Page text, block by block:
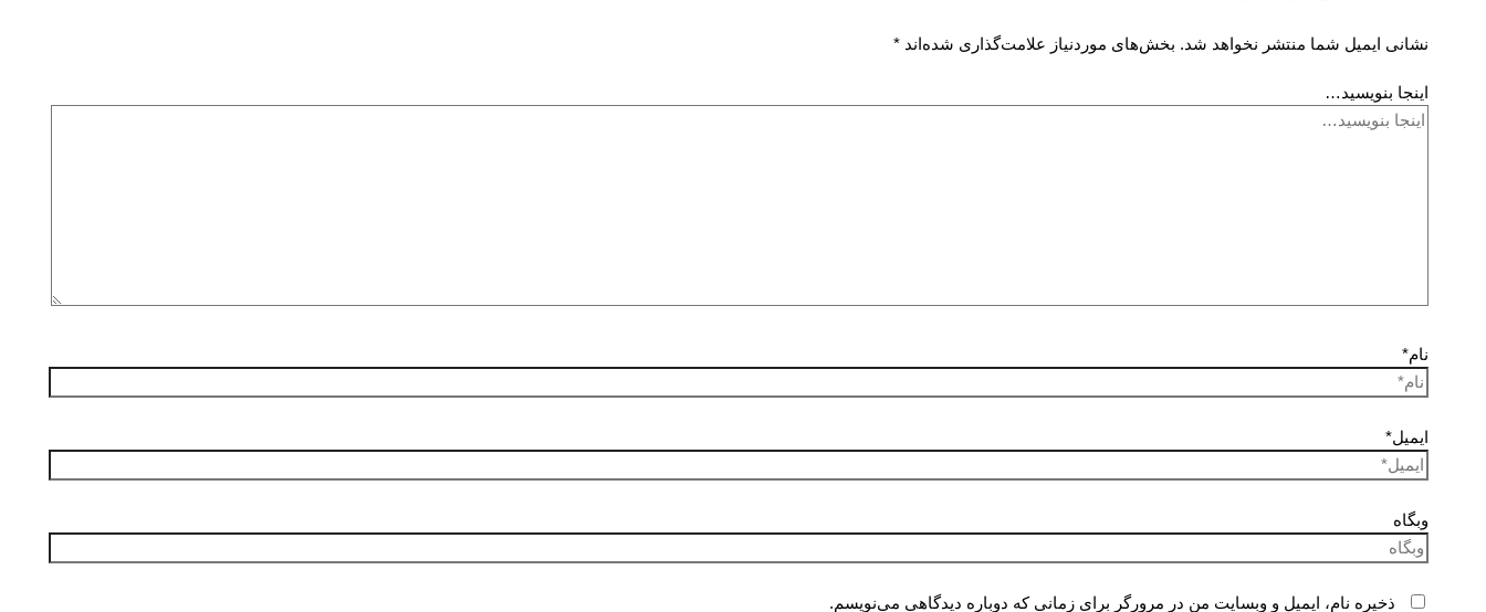
نشانی ایمیل شما منتشر نخواهد شد. بخش‌های موردنیاز علامت‌گذاری شده‌اند *
اینجا بنویسید…
نام*
ایمیل*
وبگاه
ذخیره نام، ایمیل و وبسایت من در مرورگر برای زمانی که دوباره دیدگاهی می‌نویسم.